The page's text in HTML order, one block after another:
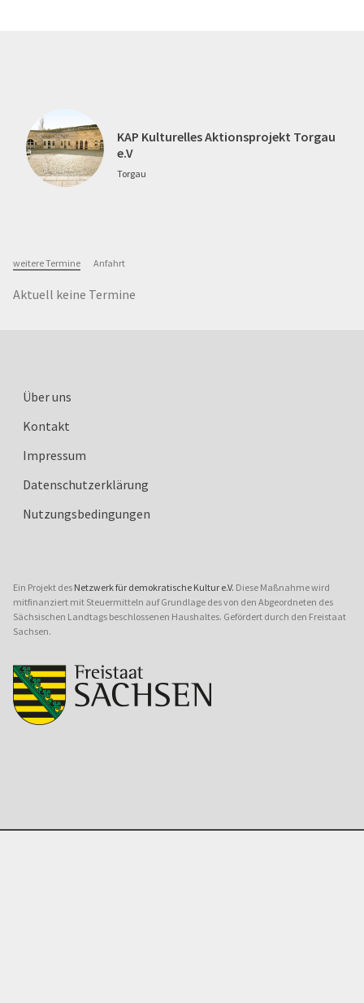
KAP Kulturelles Aktionsprojekt Torgau
e.V
Torgau
weitere Termine Anfahrt
Aktuell keine Termine
Über uns
Kontakt
Impressum
Datenschutzerklärung
Nutzungsbedingungen
Ein Projekt des Netzwerk für demokratische Kultur e.V. Diese Maßnahme wird
mitfinanziert mit Steuermitteln auf Grundlage des von den Abgeordneten des
Sächsischen Landtags beschlossenen Haushaltes. Gefördert durch den Freistaat
Sachsen.